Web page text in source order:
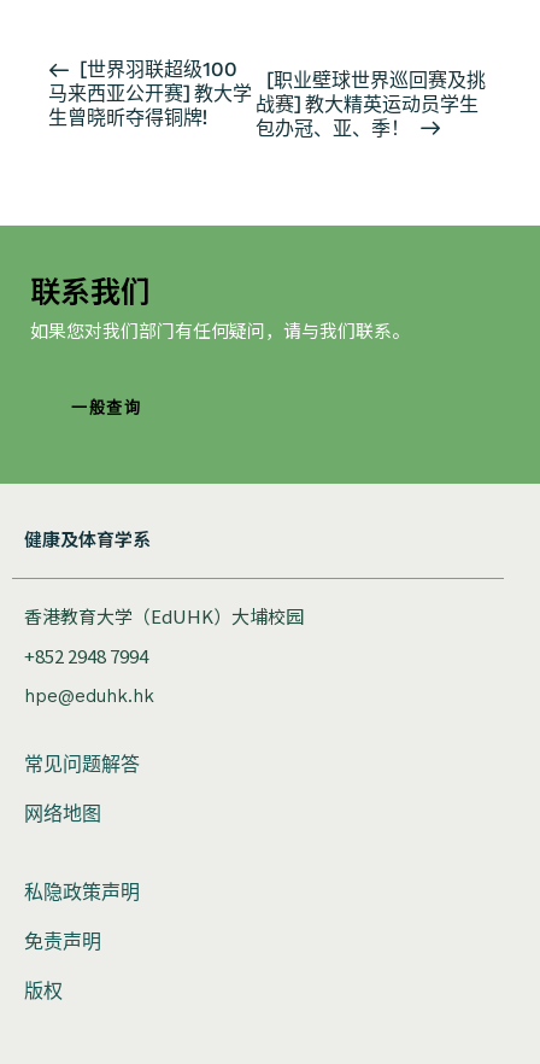
活
动
导
[世界羽联超级100
马来西亚公开赛] 教大学
生曾晓昕夺得铜牌!
[职业壁球世界巡回赛及挑
战赛] 教大精英运动员学生
包办冠、亚、季！
联系我们
如果您对我们部门有任何疑问，请与我们联系。
一般查询
健康及体育学系
香港教育大学（EdUHK）大埔校园
+852 2948 7994
hpe@eduhk.hk
常见问题解答
网络地图
私隐政策声明
免责声明
版权